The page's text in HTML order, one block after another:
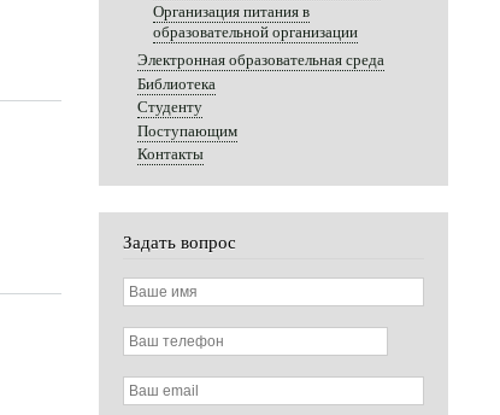
Организация питания в
образовательной организации
Электронная образовательная среда
Библиотека
Студенту
Поступающим
Контакты
Задать вопрос
Ваше
имя
Ваш
телефон
Ваш
email